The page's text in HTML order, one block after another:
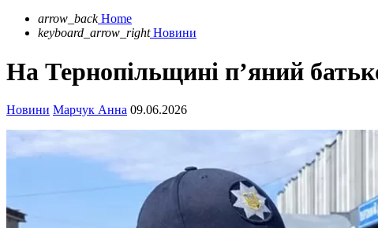
arrow_back Home
keyboard_arrow_right Новини
На Тернопільщині п’яний
Новини Марчук Анна 09.06.2026